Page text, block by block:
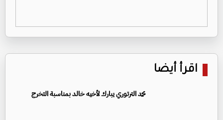
اقرأ أيضا
محمد الترتوري يبارك لأخيه خالد بمناسبة التخرج